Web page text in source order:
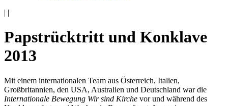
| |
Papstrücktritt und Konklave
2013
Mit einem internationalen Team aus Österreich, Italien,
Großbritannien, den USA, Australien und Deutschland war die
Internationale Bewegung Wir sind Kirche vor und während des